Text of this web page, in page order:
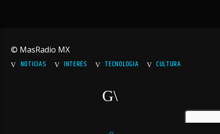
© MasRadio MX
NOTICIAS
INTERÉS TECNOLOGIA CULTURA